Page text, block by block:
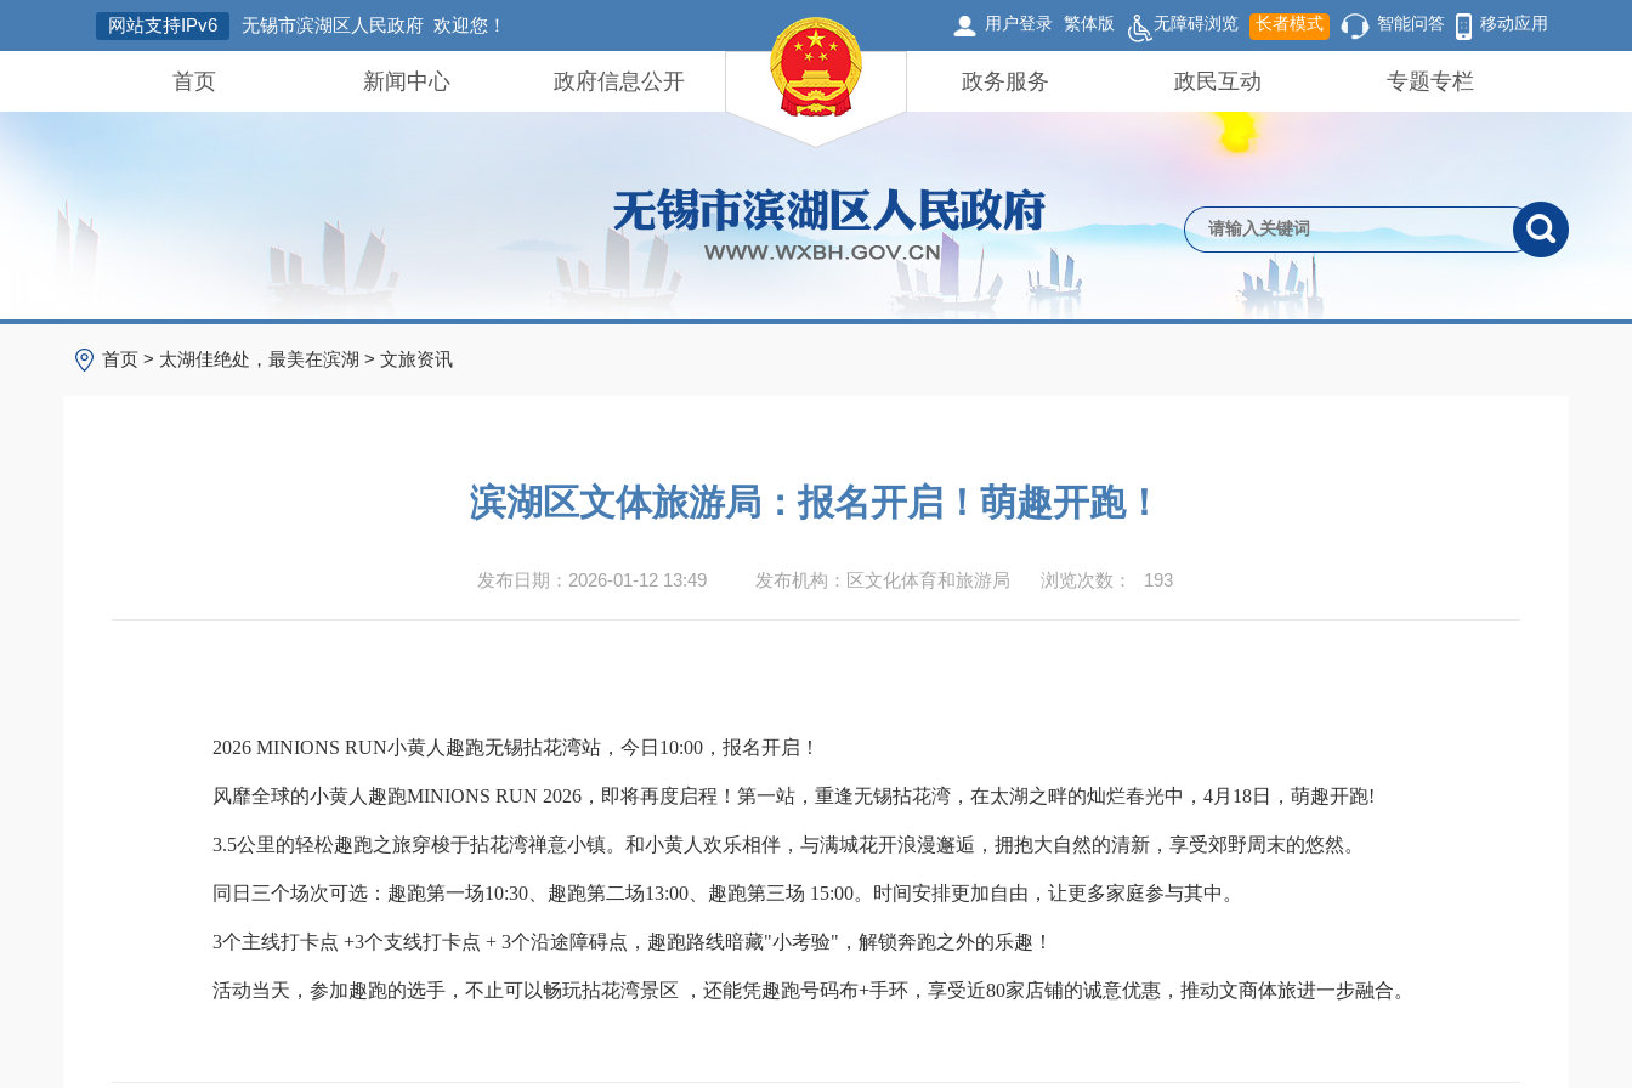
网站支持IPv6 无锡市滨湖区人民政府 欢迎您！ 用户登录 繁体版 无障碍浏览 长者模式 智能问答 移动应用
首页 新闻中心 政府信息公开 政务服务 政民互动 专题专栏
首页 > 太湖佳绝处，最美在滨湖 > 文旅资讯
滨湖区文体旅游局：报名开启！萌趣开跑！
发布日期：2026-01-12 13:49 发布机构：区文化体育和旅游局 浏览次数： 193
2026 MINIONS RUN小黄人趣跑无锡拈花湾站，今日 10:00，报名开启！
风靡全球的小黄人趣跑MINIONS RUN 2026，即将再度启程！第一站，重逢无锡拈花湾，在太湖之畔的灿烂春光中， 4月 18日，萌趣开跑!
3.5公里的轻松趣跑之旅穿梭于拈花湾禅意小镇。和小黄人欢乐相伴，与满城花开浪漫邂逅，拥抱大自然的清新，享受郊野周末的悠然。
同日三个场次可选：趣跑第一场10:30、趣跑第二场13:00、趣跑第三场 15:00。时间安排更加自由，让更多家庭参与其中。
3个主线打卡点 +3个支线打卡点 + 3个沿途障碍点 ， 趣跑路线暗藏"小考验" ，解锁奔跑之外的乐趣！
活动当天，参加趣跑的选手，不止可以畅玩拈花湾景区 ，还能凭趣跑号码布+手环，享受近80家店铺的诚意优惠，推动文商体旅进一步融合。